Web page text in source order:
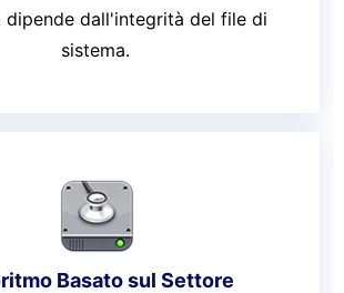
dipende dall'integrità del file di
sistema.
Basato sul Settore